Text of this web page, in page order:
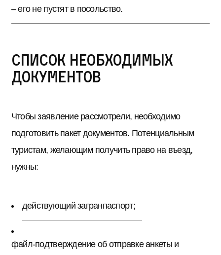
– его не пустят в посольство.
Список необходимых
документов
Чтобы заявление рассмотрели, необходимо
подготовить пакет документов. Потенциальным
туристам, желающим получить право на въезд,
нужны:
действующий загранпаспорт;
файл-подтверждение об отправке анкеты и